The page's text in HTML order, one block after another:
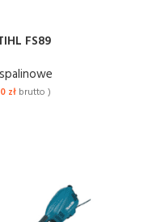
FS89
zł brutto )